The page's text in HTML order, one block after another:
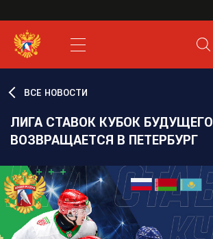
XHL.RU
ВКС
ВСЕ НОВОСТИ
ЛИГА СТАВОК КУБОК БУДУЩЕГО
ВОЗВРАЩАЕТСЯ В ПЕТЕРБУРГ